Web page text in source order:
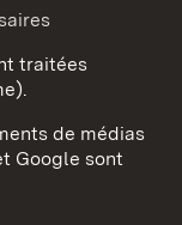
traitées
de médias
Google sont